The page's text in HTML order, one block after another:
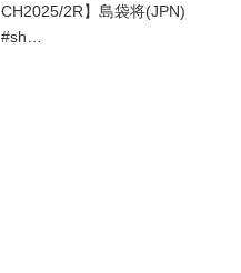
CH2025/2R】島袋将(JPN)
#sh…